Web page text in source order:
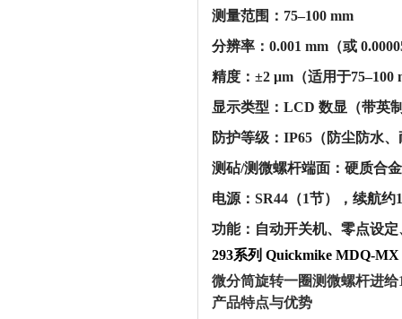
‌测量范围‌：75–100 mm
分辨率‌：0.001 mm（或
精度‌：‌±2 μm‌（适用于75–100
显示类型‌：LCD 数显（带英
防护等级‌：‌IP65‌（防尘防水
‌测砧/测微螺杆端面‌：硬质合金
电源‌：SR44（1节），续航约
功能‌：自动开关机、零点设
293系列 Quickmike MDQ-MX
微分筒旋转一圈测微螺杆进
产品特点与优势